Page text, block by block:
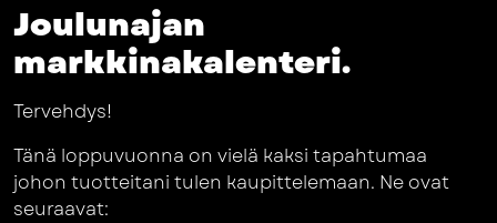
Joulunajan
markkinakalenteri.
Tervehdys!
Tänä loppuvuonna on vielä kaksi tapahtumaa
johon tuotteitani tulen kaupittelemaan. Ne ovat
seuraavat: